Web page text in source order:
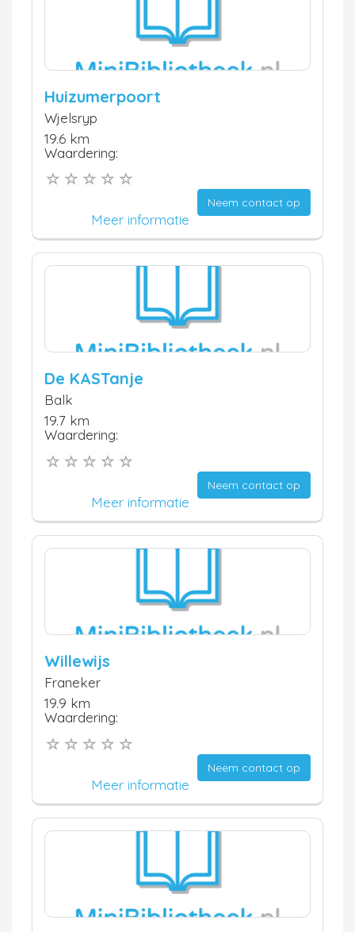
Huizumerpoort
Wjelsryp
19.6 km
Waardering:
Neem contact op
Meer informatie
De KASTanje
Balk
19.7 km
Waardering:
Neem contact op
Meer informatie
Willewijs
Franeker
19.9 km
Waardering:
Neem contact op
Meer informatie